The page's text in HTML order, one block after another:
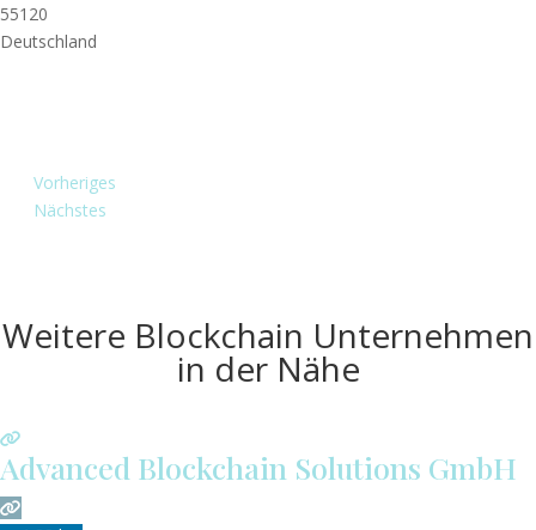
55120
Deutschland
Vorheriges
Nächstes
Weitere Blockchain Unternehmen
in der Nähe
Advanced Blockchain Solutions GmbH